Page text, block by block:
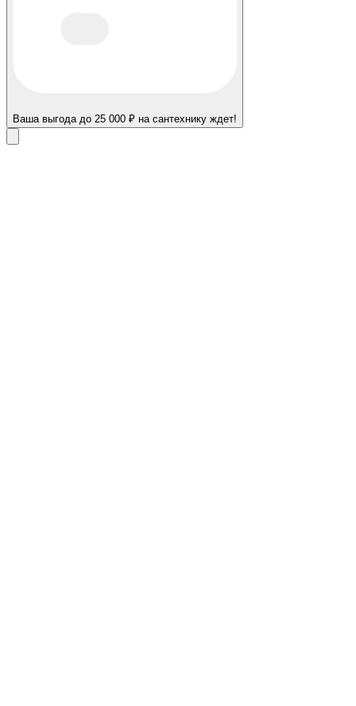
Ваша выгода до 25 000 ₽ на сантехнику ждет!